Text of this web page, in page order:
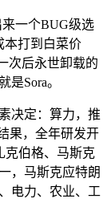
一个BUG级选
本打到白菜价
次后永世卸载的
Sora。
决定：算力，推
果，全年研发开
克伯格、马斯克
，马斯克应特朗
电力、农业、工